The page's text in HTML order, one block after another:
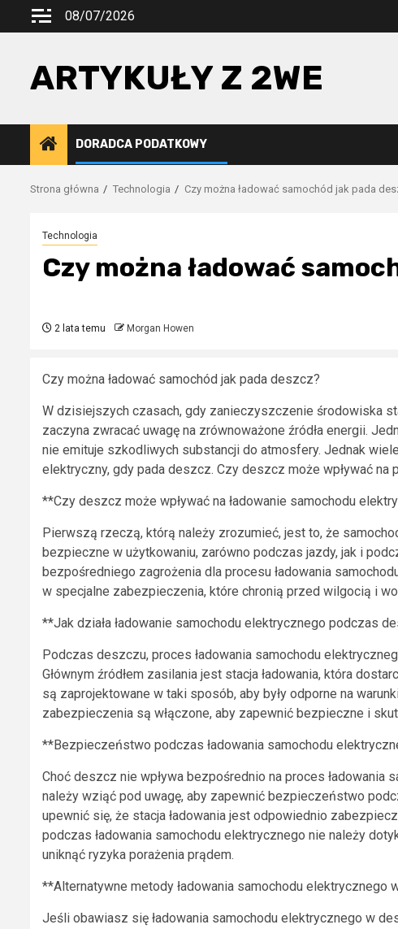
Przejdź
08/07/2026
ARTYKUŁY Z 2WE
DORADCA PODATKOWY
Strona główna Technologia Czy można ładować samochód jak pada
Technologia
Czy można ładować
2 lata temu Morgan Howen
Czy można ładować samochód jak pada deszcz?
W dzisiejszych czasach, gdy zanieczyszczenie środowiska
zaczyna zwracać uwagę na zrównoważone źródła energii.
nie emituje szkodliwych substancji do atmosfery. Jednak
elektryczny, gdy pada deszcz. Czy deszcz może wpływać na
**Czy deszcz może wpływać na ładowanie samochodu
Pierwszą rzeczą, którą należy zrozumieć, jest to, że
bezpieczne w użytkowaniu, zarówno podczas jazdy, jak i
bezpośredniego zagrożenia dla procesu ładowania
w specjalne zabezpieczenia, które chronią przed wilgocią i
**Jak działa ładowanie samochodu elektrycznego podczas
Podczas deszczu, proces ładowania samochodu
Głównym źródłem zasilania jest stacja ładowania, która
są zaprojektowane w taki sposób, aby były odporne na
zabezpieczenia są włączone, aby zapewnić bezpieczne i
**Bezpieczeństwo podczas ładowania samochodu
Choć deszcz nie wpływa bezpośrednio na proces
należy wziąć pod uwagę, aby zapewnić bezpieczeństwo
upewnić się, że stacja ładowania jest odpowiednio
podczas ładowania samochodu elektrycznego nie należy
uniknąć ryzyka porażenia prądem.
**Alternatywne metody ładowania samochodu elektrycznego
Jeśli obawiasz się ładowania samochodu elektrycznego w